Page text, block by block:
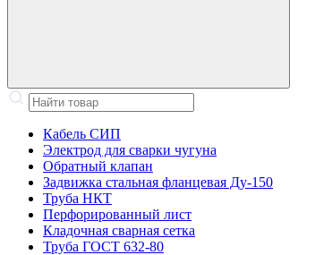
Кабель СИП
Электрод для сварки чугуна
Обратный клапан
Задвижка стальная фланцевая Ду-150
Труба НКТ
Перфорированный лист
Кладочная сварная сетка
Труба ГОСТ 632-80